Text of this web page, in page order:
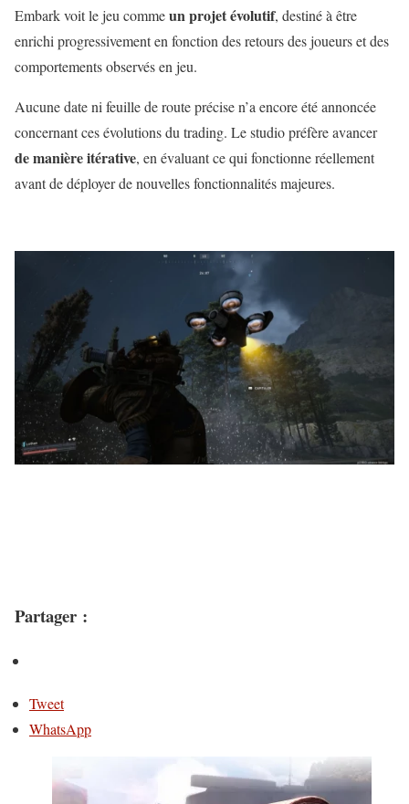
Embark voit le jeu commeun projet évolutif, destiné à être
enrichi progressivement en fonction des retours des joueurs et des
comportements observés en jeu.
Aucune date ni feuille de route précise n’a encore été annoncée
concernant ces évolutions du trading. Le studio préfère avancer
de manière itérative, en évaluant ce qui fonctionne réellement
avant de déployer de nouvelles fonctionnalités majeures.
Partager :
Tweet
WhatsApp